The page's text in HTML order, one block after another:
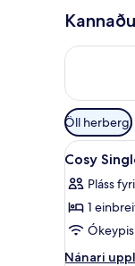
Athuga
Síur
í
boði
herbergi
Öll herbergi
Skoða
allar
myndir
fyrir
Cosy
Single
12
Cosy
Pláss
1
Nánari
Nánari